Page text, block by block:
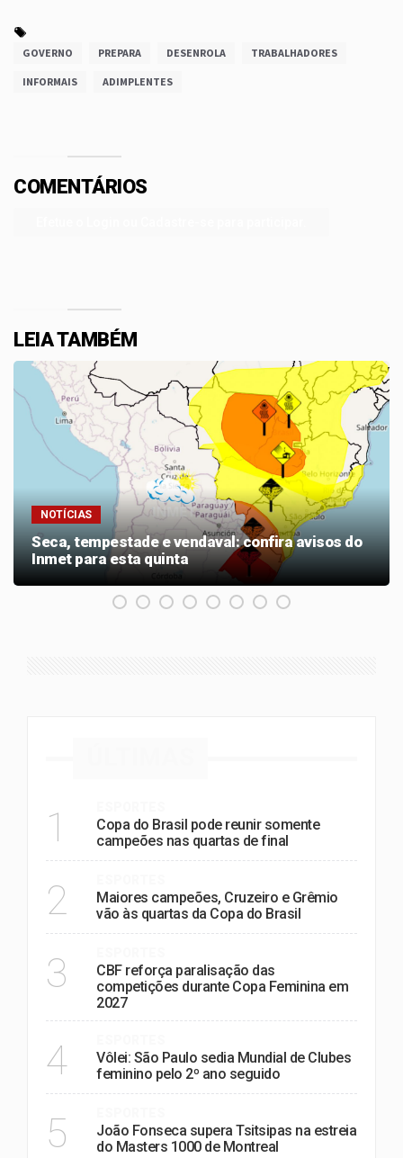
GOVERNO PREPARA DESENROLA TRABALHADORES
INFORMAIS ADIMPLENTES
COMENTÁRIOS
LEIA TAMBÉM
NOTÍCIAS
Seca, tempestade e vendaval: confira avisos do
Inmet para esta quinta
1
Copa do Brasil pode reunir somente
campeões nas quartas de final
2
Maiores campeões, Cruzeiro e Grêmio
vão às quartas da Copa do Brasil
3
CBF reforça paralisação das
competições durante Copa Feminina em
2027
4
Vôlei: São Paulo sedia Mundial de Clubes
feminino pelo 2º ano seguido
5
João Fonseca supera Tsitsipas na estreia
do Masters 1000 de Montreal